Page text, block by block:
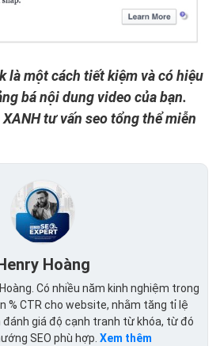
là một cách tiết kiệm và có hiệu
bá nội dung video của bạn.
XANH tư vấn seo tổng thể miễn
Hoàng
Có nhiều năm kinh nghiệm trong
% CTR cho website, nhằm tăng tỉ lệ
giá độ cạnh tranh từ khóa, từ đó
SEO phù hợp. Xem thêm